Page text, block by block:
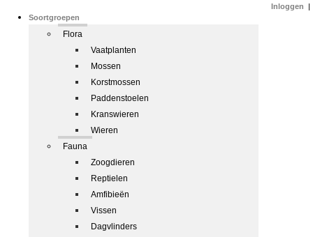
Soortgroepen
Flora
Vaatplanten
Mossen
Korstmossen
Paddenstoelen
Kranswieren
Wieren
Fauna
Zoogdieren
Reptielen
Amfibieën
Vissen
Dagvlinders
Inloggen |